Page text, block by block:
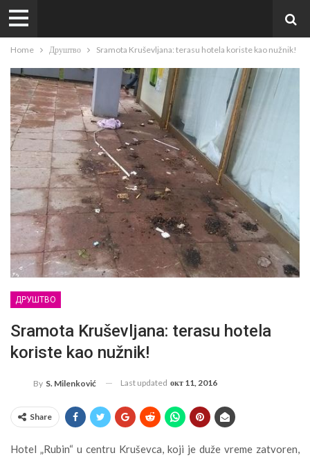
Home Друштво Sramota Kruševljana: terasu hotela koriste kao nužnik!
ДРУШТВО
Sramota Kruševljana: terasu hotela
koriste kao nužnik!
By S. Milenković Last updated окт 11, 2016
Share
Hotel „Rubin“ u centru Kruševca, koji je duže vreme zatvoren,